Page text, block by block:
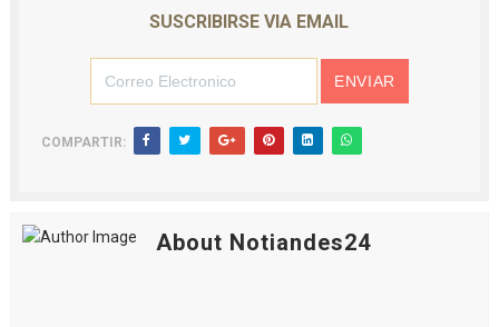
SUSCRIBIRSE VIA EMAIL
COMPARTIR:
About Notiandes24